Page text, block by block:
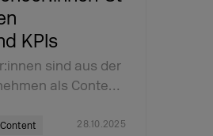
KPIs
sind aus der
als Conte…
Content 28.10.2025